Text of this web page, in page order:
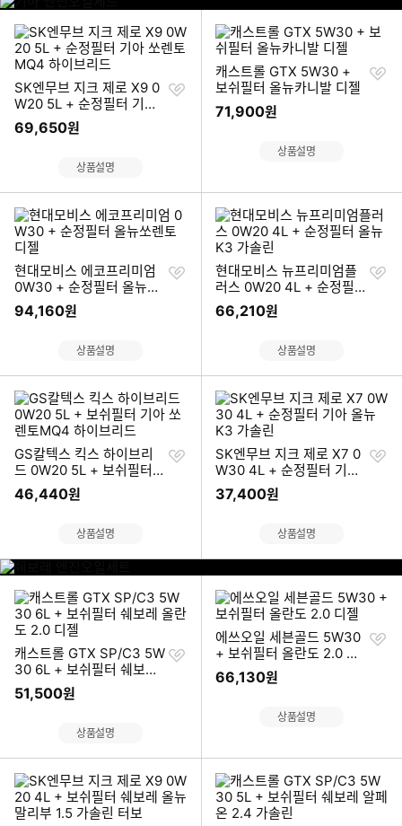
기
아
엔
진
오
일
세
SK엔무브 지크 제로 X9 0
W20 5L + 순정필터 기아
쏘렌토 MQ4 하이브리드
69,650원
찜
상품설명
캐스트롤 GTX 5W30 +
보쉬필터 올뉴카니발 디젤
71,900원
찜
상품설명
현대모비스 에코프리미엄
0W30 + 순정필터 올뉴쏘
렌토 디젤
94,160원
찜
상품설명
현대모비스 뉴프리미엄플
러스 0W20 4L + 순정필
터 올뉴K3 가솔린
66,210원
찜
상품설명
GS칼텍스 킥스 하이브리
드 0W20 5L + 보쉬필터
기아 쏘렌토MQ4 하이브리
드
46,440원
찜
상품설명
SK엔무브 지크 제로 X7 0
W30 4L + 순정필터 기아
올뉴 K3 가솔린
37,400원
찜
상품설명
쉐
보
레
엔
진
오
일
세
기
캐스트롤 GTX SP/C3 5W
30 6L + 보쉬필터 쉐보레
올란도 2.0 디젤
51,500원
찜
상품설명
에쓰오일 세븐골드 5W30
+ 보쉬필터 올란도 2.0 디
젤
66,130원
찜
상품설명